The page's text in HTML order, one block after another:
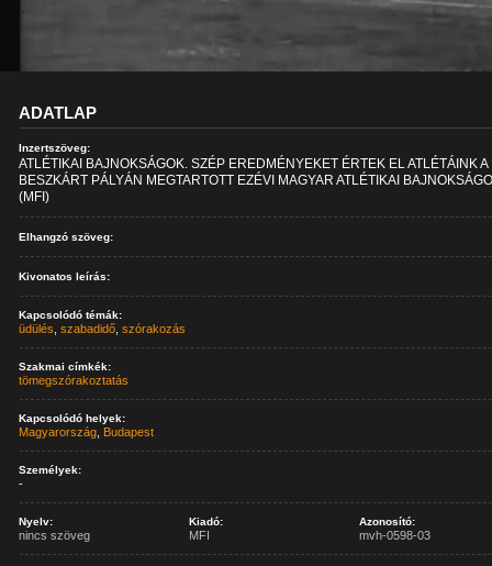
ADATLAP
Inzertszöveg:
ATLÉTIKAI BAJNOKSÁGOK. SZÉP EREDMÉNYEKET ÉRTEK EL ATLÉTÁINK A
BESZKÁRT PÁLYÁN MEGTARTOTT EZÉVI MAGYAR ATLÉTIKAI
(MFI)
Elhangzó szöveg:
Kivonatos leírás:
Kapcsolódó témák:
üdülés ,szabadidő ,szórakozás
Szakmai címkék:
tömegszórakoztatás
Kapcsolódó helyek:
Magyarország Budapest
Személyek:
-
Nyelv:
nincs szöveg
Kiadó:
MFI
Azonosító:
mvh-0598-03